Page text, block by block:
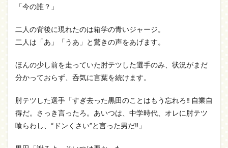
「今の誰？」
二人の背後に現れたのは箱学の青いジャージ。
二人は「あ」「うあ」と驚きの声をあげます。
ほんの少し前を走っていた肘テツした選手のみ、状況がまだ
分かっておらず、呑気に言葉を続けます。
肘テツした選手「すぎ去った黒田のことはもう忘れろ‼ 自業自
得だ。さっき言ったろ。あいつは、中学時代、オレに肘テツ
喰らわし、“ドンくさい”と言った男だ‼」